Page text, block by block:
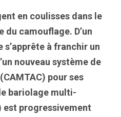
en coulisses dans le
camouflage. D’un
s’apprête à franchir un
nouveau système de
pour ses
bariolage multi-
est progressivement